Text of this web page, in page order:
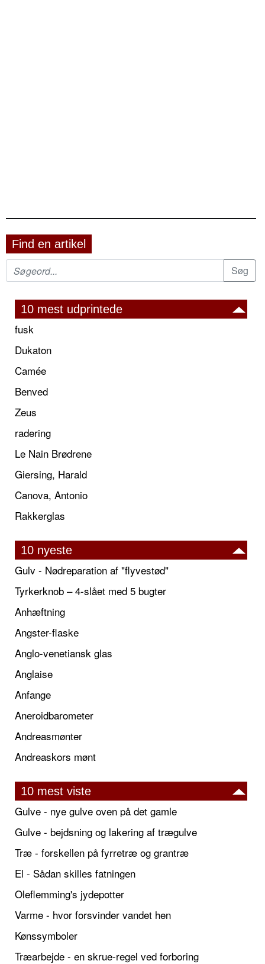
Find en artikel
10 mest udprintede
fusk
Dukaton
Camée
Benved
Zeus
radering
Le Nain Brødrene
Giersing, Harald
Canova, Antonio
Rakkerglas
10 nyeste
Gulv - Nødreparation af "flyvestød"
Tyrkerknob – 4-slået med 5 bugter
Anhæftning
Angster-flaske
Anglo-venetiansk glas
Anglaise
Anfange
Aneroidbarometer
Andreasmønter
Andreaskors mønt
10 mest viste
Gulve - nye gulve oven på det gamle
Gulve - bejdsning og lakering af trægulve
Træ - forskellen på fyrretræ og grantræ
El - Sådan skilles fatningen
Oleflemming's jydepotter
Varme - hvor forsvinder vandet hen
Kønssymboler
Træarbejde - en skrue-regel ved forboring